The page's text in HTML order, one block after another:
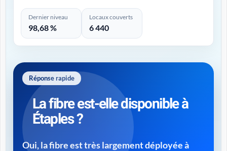
Dernier niveau
98,68 %
Locaux couverts
6 440
Réponse rapide
La fibre est-elle disponible à
Étaples ?
Oui, la fibre est très largement déployée à